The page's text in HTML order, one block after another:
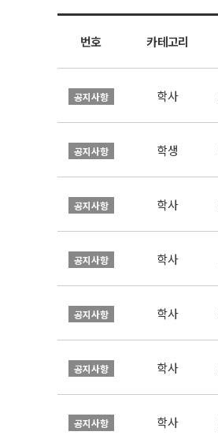
번호 카테고리
공지사항 학사
공지사항 학생
공지사항 학사
공지사항 학사
공지사항 학사
공지사항 학사
공지사항 학사